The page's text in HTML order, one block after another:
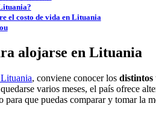
el costo de vida en Lituania
alojarse en Lituania
, conviene conocer los distintos
varios meses, el país ofrece
para que puedas comparar y tomar la